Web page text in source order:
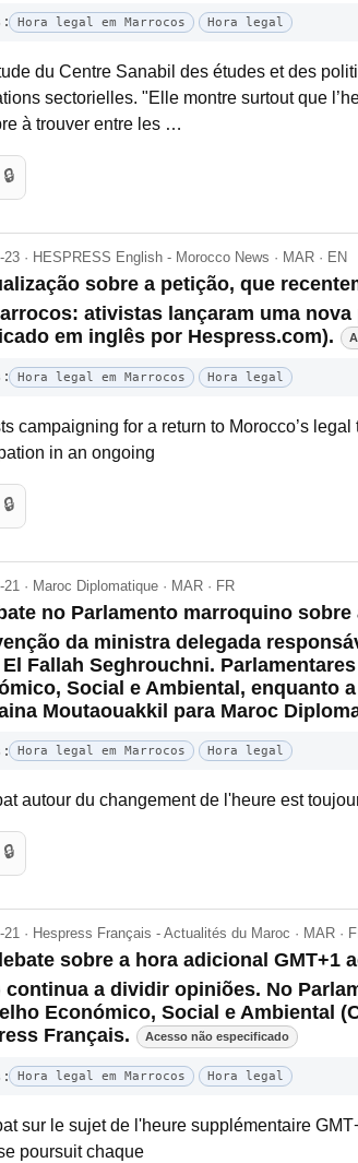
: Hora legal em Marrocos Hora legal
du Centre Sanabil des études et des
sectorielles. "Elle montre surtout que
à trouver entre les …
23 · HESPRESS English - Morocco News · MAR · EN
sobre a petição, que
ativistas lançaram uma
em inglês por Hespress.com).
: Hora legal em Marrocos Hora legal
campaigning for a return to Morocco’s
in an ongoing
21 · Maroc Diplomatique · MAR · FR
no Parlamento marroquino
da ministra delegada
Fallah Seghrouchni.
Social e Ambiental, enquanto
Moutaouakkil para Maroc
: Hora legal em Marrocos Hora legal
autour du changement de l'heure est
21 · Hespress Français - Actualités du Maroc · MAR ·
sobre a hora adicional GMT+1
continua a dividir opiniões. No
Económico, Social e Ambiental
Français.
Acesso não especificado
: Hora legal em Marrocos Hora legal
sur le sujet de l'heure supplémentaire
poursuit chaque